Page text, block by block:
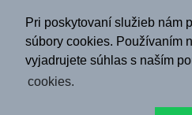
Pri poskytovaní služieb nám
súbory cookies. Používaním
vyjadrujete súhlas s naším
cookies.
Ochrana
SK EN